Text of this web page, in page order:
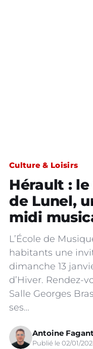
Culture & Loisirs
Hérault : le
de Lunel,
midi
L’École de
habitants une
dimanche 13
d’Hiver. Rendez-
Salle Georges
ses…
Antoine Fagant
Publié le 02/01/